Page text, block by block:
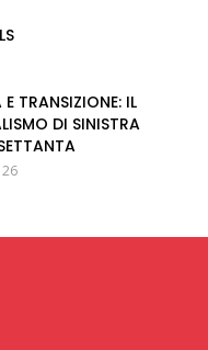
TRANSIZIONE: IL
DI SINISTRA